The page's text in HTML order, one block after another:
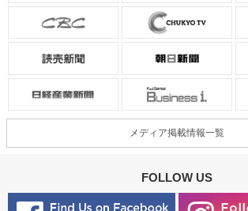
メディア掲載情報一覧
FOLLOW US